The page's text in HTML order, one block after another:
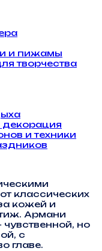
и пижамы
творчества
декорация
и техники
классических
кожей и
Армани
но
с
главе.